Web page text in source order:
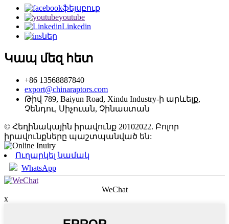
ֆեյսբուք
youtube
Linkedin
ներ
Կապ մեզ հետ
+86 13568887840
export@chinaraptors.com
Թիվ 789, Baiyun Road, Xindu Industry-ի արևելք,
Չենդու, Սիչուան, Չինաստան
© Հեղինակային իրավունք 20102022. Բոլոր
իրավունքները պաշտպանված են:
Ուղարկել նամակ
WhatsApp
WeChat
x